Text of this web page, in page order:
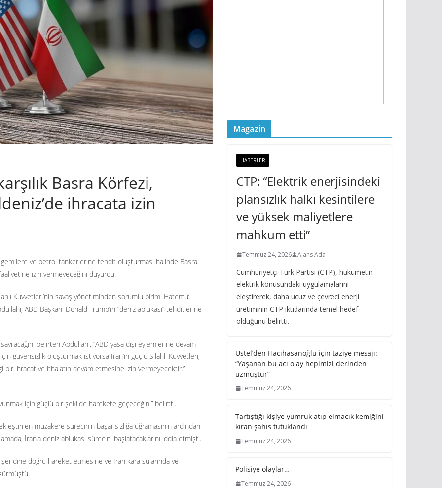
Basra Körfezi,
ihracata izin
gemilere ve petrol tankerlerine tehdit oluşturması halinde Basra
izin vermeyeceğini duyurdu.
Kuvvetleri’nin savaş yönetiminden sorumlu birimi Hatemu’l
ABD Başkanı Donald Trump’ın “deniz ablukası” tehditlerine
belirten Abdullahi, “ABD yasa dışı eylemlerine devam
güvensizlik oluşturmak istiyorsa İran’ın güçlü Silahlı Kuvvetleri,
bir ihracat ve ithalatın devam etmesine izin vermeyecektir.”
için güçlü bir şekilde harekete geçeceğini” belirtti.
müzakere sürecinin başarısızlığa uğramasının ardından
İran’a deniz ablukası sürecini başlatacaklarını iddia etmişti.
şeridine doğru hareket etmesine ve İran kara sularında ve
Magazin
HABERLER
CTP: “Elektrik enerjisindeki
plansızlık halkı kesintilere
ve yüksek maliyetlere
mahkum etti”
Temmuz 24, 2026 Ajans Ada
Cumhuriyetçi Türk Partisi (CTP), hükümetin
elektrik konusundaki uygulamalarını
eleştirerek, daha ucuz ve çevreci enerji
üretiminin CTP iktidarında temel hedef
olduğunu belirtti.
Üstel’den Hacıhasanoğlu için taziye mesajı:
“Yaşanan bu acı olay hepimizi derinden
üzmüştür”
Temmuz 24, 2026
Tartıştığı kişiye yumruk atıp elmacık kemiğini
kıran şahıs tutuklandı
Temmuz 24, 2026
Polisiye olaylar…
Temmuz 24, 2026